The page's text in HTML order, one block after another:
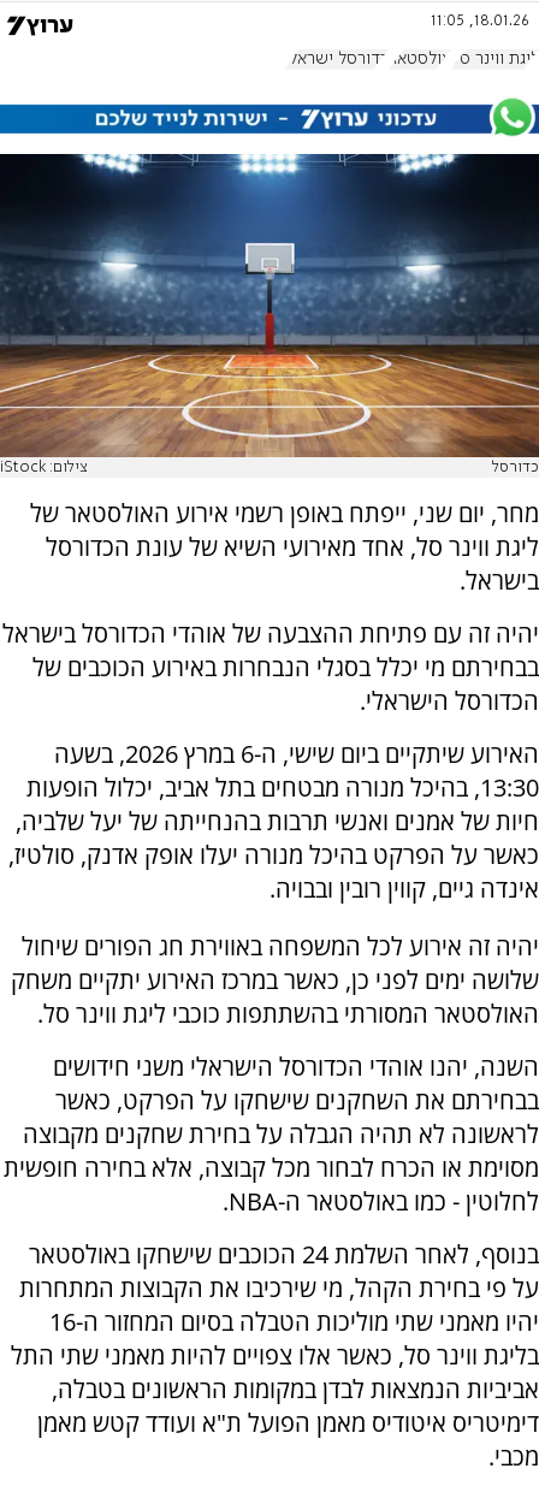
18.01.26, 11:05
ליגת ווינר סל אולסטאר כדורסל ישראלי
כדורסל צילום: iStock
מחר, יום שני, ייפתח באופן רשמי אירוע האולסטאר של
ליגת ווינר סל, אחד מאירועי השיא של עונת הכדורסל
בישראל.
יהיה זה עם פתיחת ההצבעה של אוהדי הכדורסל בישראל
בבחירתם מי יכלל בסגלי הנבחרות באירוע הכוכבים של
הכדורסל הישראלי.
האירוע שיתקיים ביום שישי, ה-6 במרץ 2026, בשעה
13:30, בהיכל מנורה מבטחים בתל אביב, יכלול הופעות
חיות של אמנים ואנשי תרבות בהנחייתה של יעל שלביה,
כאשר על הפרקט בהיכל מנורה יעלו אופק אדנק, סולטיז,
אינדה גיים, קווין רובין ובבויה.
יהיה זה אירוע לכל המשפחה באווירת חג הפורים שיחול
שלושה ימים לפני כן, כאשר במרכז האירוע יתקיים משחק
האולסטאר המסורתי בהשתתפות כוכבי ליגת ווינר סל.
השנה, יהנו אוהדי הכדורסל הישראלי משני חידושים
בבחירתם את השחקנים שישחקו על הפרקט, כאשר
לראשונה לא תהיה הגבלה על בחירת שחקנים מקבוצה
מסוימת או הכרח לבחור מכל קבוצה, אלא בחירה חופשית
לחלוטין - כמו באולסטאר ה-NBA.
בנוסף, לאחר השלמת 24 הכוכבים שישחקו באולסטאר
על פי בחירת הקהל, מי שירכיבו את הקבוצות המתחרות
יהיו מאמני שתי מוליכות הטבלה בסיום המחזור ה-16
בליגת ווינר סל, כאשר אלו צפויים להיות מאמני שתי התל
אביביות הנמצאות לבדן במקומות הראשונים בטבלה,
דימיטריס איטודיס מאמן הפועל ת"א ועודד קטש מאמן
מכבי.